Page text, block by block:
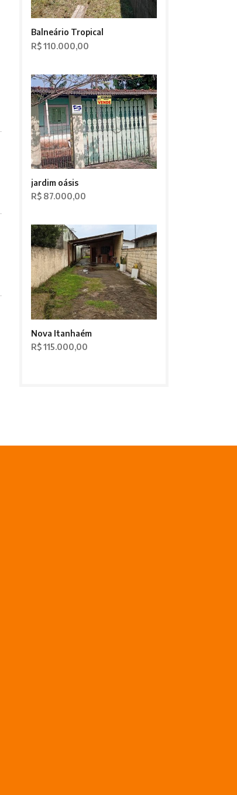
Balneário Tropical
R$ 110.000,00
jardim oásis
R$ 87.000,00
Nova Itanhaém
R$ 115.000,00